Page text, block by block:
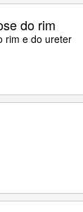
do rim
rim e do ureter